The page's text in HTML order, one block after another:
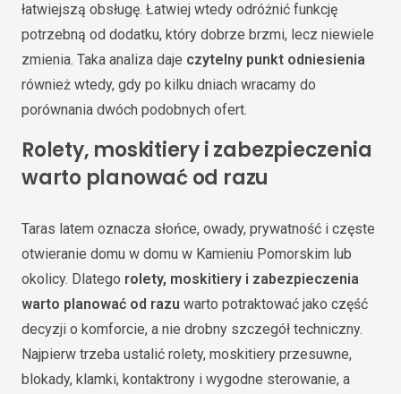
łatwiejszą obsługę. Łatwiej wtedy odróżnić funkcję
potrzebną od dodatku, który dobrze brzmi, lecz niewiele
zmienia. Taka analiza daje czytelny punkt odniesienia
również wtedy, gdy po kilku dniach wracamy do
porównania dwóch podobnych ofert.
Rolety, moskitiery i zabezpieczenia
warto planować od razu
Taras latem oznacza słońce, owady, prywatność i częste
otwieranie domu w domu w Kamieniu Pomorskim lub
okolicy. Dlatego rolety, moskitiery i zabezpieczenia
warto planować od razu warto potraktować jako część
decyzji o komforcie, a nie drobny szczegół techniczny.
Najpierw trzeba ustalić rolety, moskitiery przesuwne,
blokady, klamki, kontaktrony i wygodne sterowanie, a